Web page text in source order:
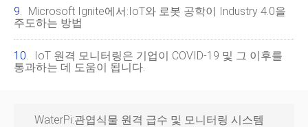
Microsoft Ignite에서:IoT와 로봇 공학이 Industry 4.0을
주도하는 방법
IoT 원격 모니터링은 기업이 COVID-19 및 그 이후를
통과하는 데 도움이 됩니다.
WaterPi:관엽식물 원격 급수 및 모니터링 시스템